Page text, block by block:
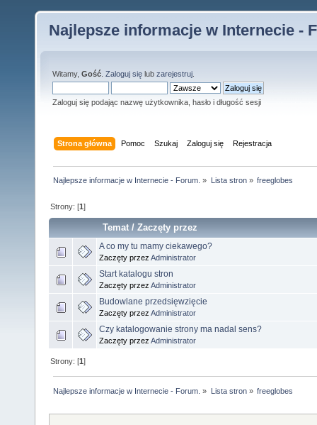
Najlepsze informacje w Internecie -
Witamy, Gość Zaloguj się lub zarejestruj
Zaloguj się podając nazwę użytkownika, hasło i długość sesji
Strona główna Pomoc Szukaj Zaloguj się Rejestracja
Najlepsze informacje w Internecie - Forum. » Lista stron» freeglobes
Strony: [1]
Temat/Zaczęty przez
A co my tu mamy ciekawego?
Zaczęty przez Administrator
Start katalogu stron
Zaczęty przez Administrator
Budowlane przedsięwzięcie
Zaczęty przez Administrator
Czy katalogowanie strony ma nadal sens?
Zaczęty przez Administrator
Strony: [1]
Najlepsze informacje w Internecie - Forum. » Lista stron» freeglobes